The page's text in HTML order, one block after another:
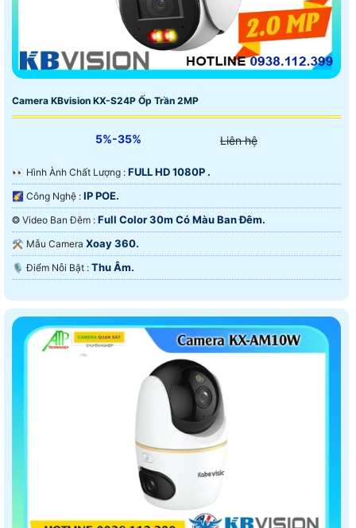
Camera KBvision KX-S24P Ốp Trần 2MP
5%-35% Liên hệ
️👀 Hình Ành Chất Lượng : FULL HD 1080P .
🌠 Công Nghệ : IP POE.
❂ Video Ban Đêm : Full Color 30m Có Màu Ban Ðêm.
⚒ Mẫu Camera Xoay 360.
️🎙 Điểm Nỗi Bật : Thu Âm.